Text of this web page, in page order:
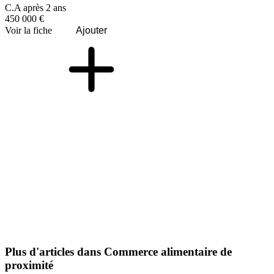
C.A après 2 ans
450 000 €
Voir la fiche
Ajouter
Plus d'articles dans Commerce alimentaire de
proximité